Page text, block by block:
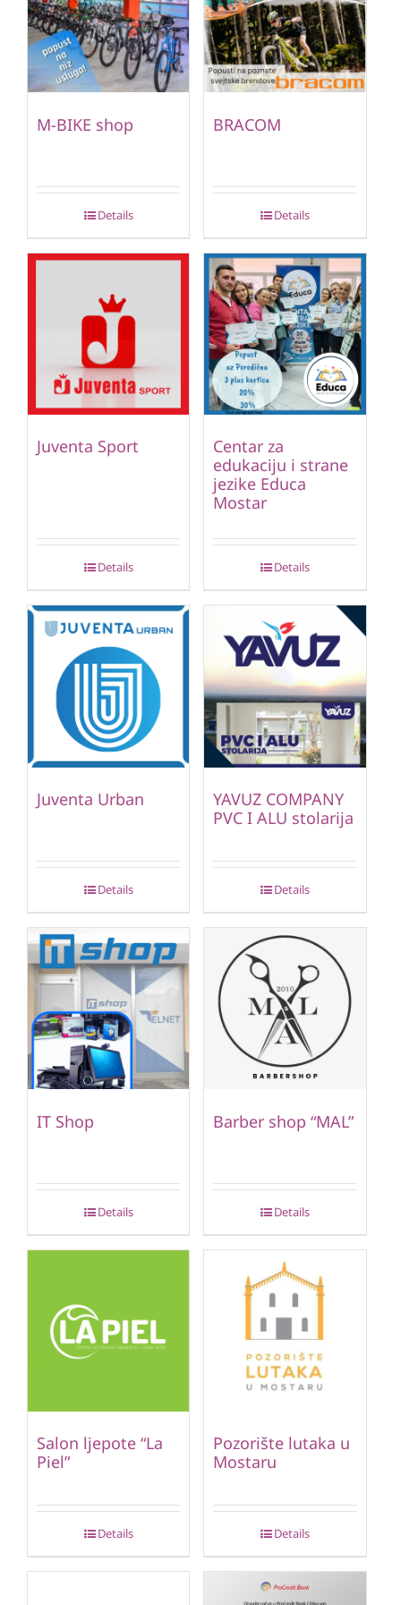
M-BIKE shop
Details
BRACOM
Details
Juventa Sport
Details
Centar za
edukaciju i strane
jezike Educa
Mostar
Details
Juventa Urban
Details
YAVUZ COMPANY
PVC I ALU stolarija
Details
IT Shop
Details
Barber shop “MAL”
Details
Salon ljepote “La
Piel”
Details
Pozorište lutaka u
Mostaru
Details